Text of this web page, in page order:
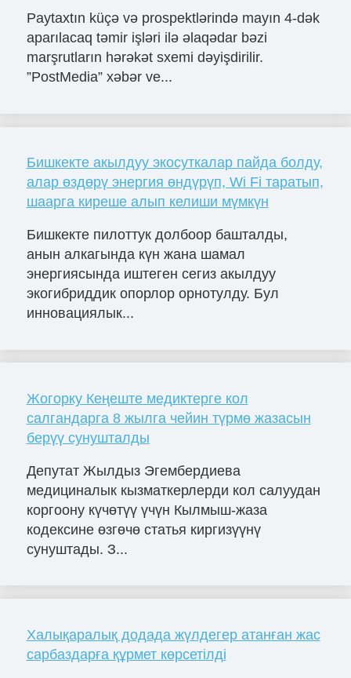
Paytaxtın küçə və prospektlərində mayın 4-dək
aparılacaq təmir işləri ilə əlaqədar bəzi
marşrutların hərəkət sxemi dəyişdirilir.
”PostMedia” xəbər ve...
Бишкекте акылдуу экосуткалар пайда болду,
алар өздөрү энергия өндүрүп, Wi Fi таратып,
шаарга киреше алып келиши мүмкүн
Бишкекте пилоттук долбоор башталды,
анын алкагында күн жана шамал
энергиясында иштеген сегиз акылдуу
экогибриддик опорлор орнотулду. Бул
инновациялык...
Жогорку Кеңеште медиктерге кол
салгандарга 8 жылга чейин түрмө жазасын
берүү сунушталды
Депутат Жылдыз Эгембердиева
медициналык кызматкерлерди кол салуудан
коргоону күчөтүү үчүн Кылмыш-жаза
кодексине өзгөчө статья киргизүүнү
сунуштады. З...
Халықаралық додада жүлдегер атанған жас
сарбаздарға құрмет көрсетілді